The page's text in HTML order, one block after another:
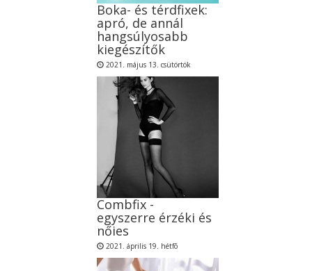
Boka- és térdfixek:
apró, de annál
hangsúlyosabb
kiegészítők
2021. május 13. csütörtök
Combfix -
egyszerre érzéki és
nőies
2021. április 19. hétfõ